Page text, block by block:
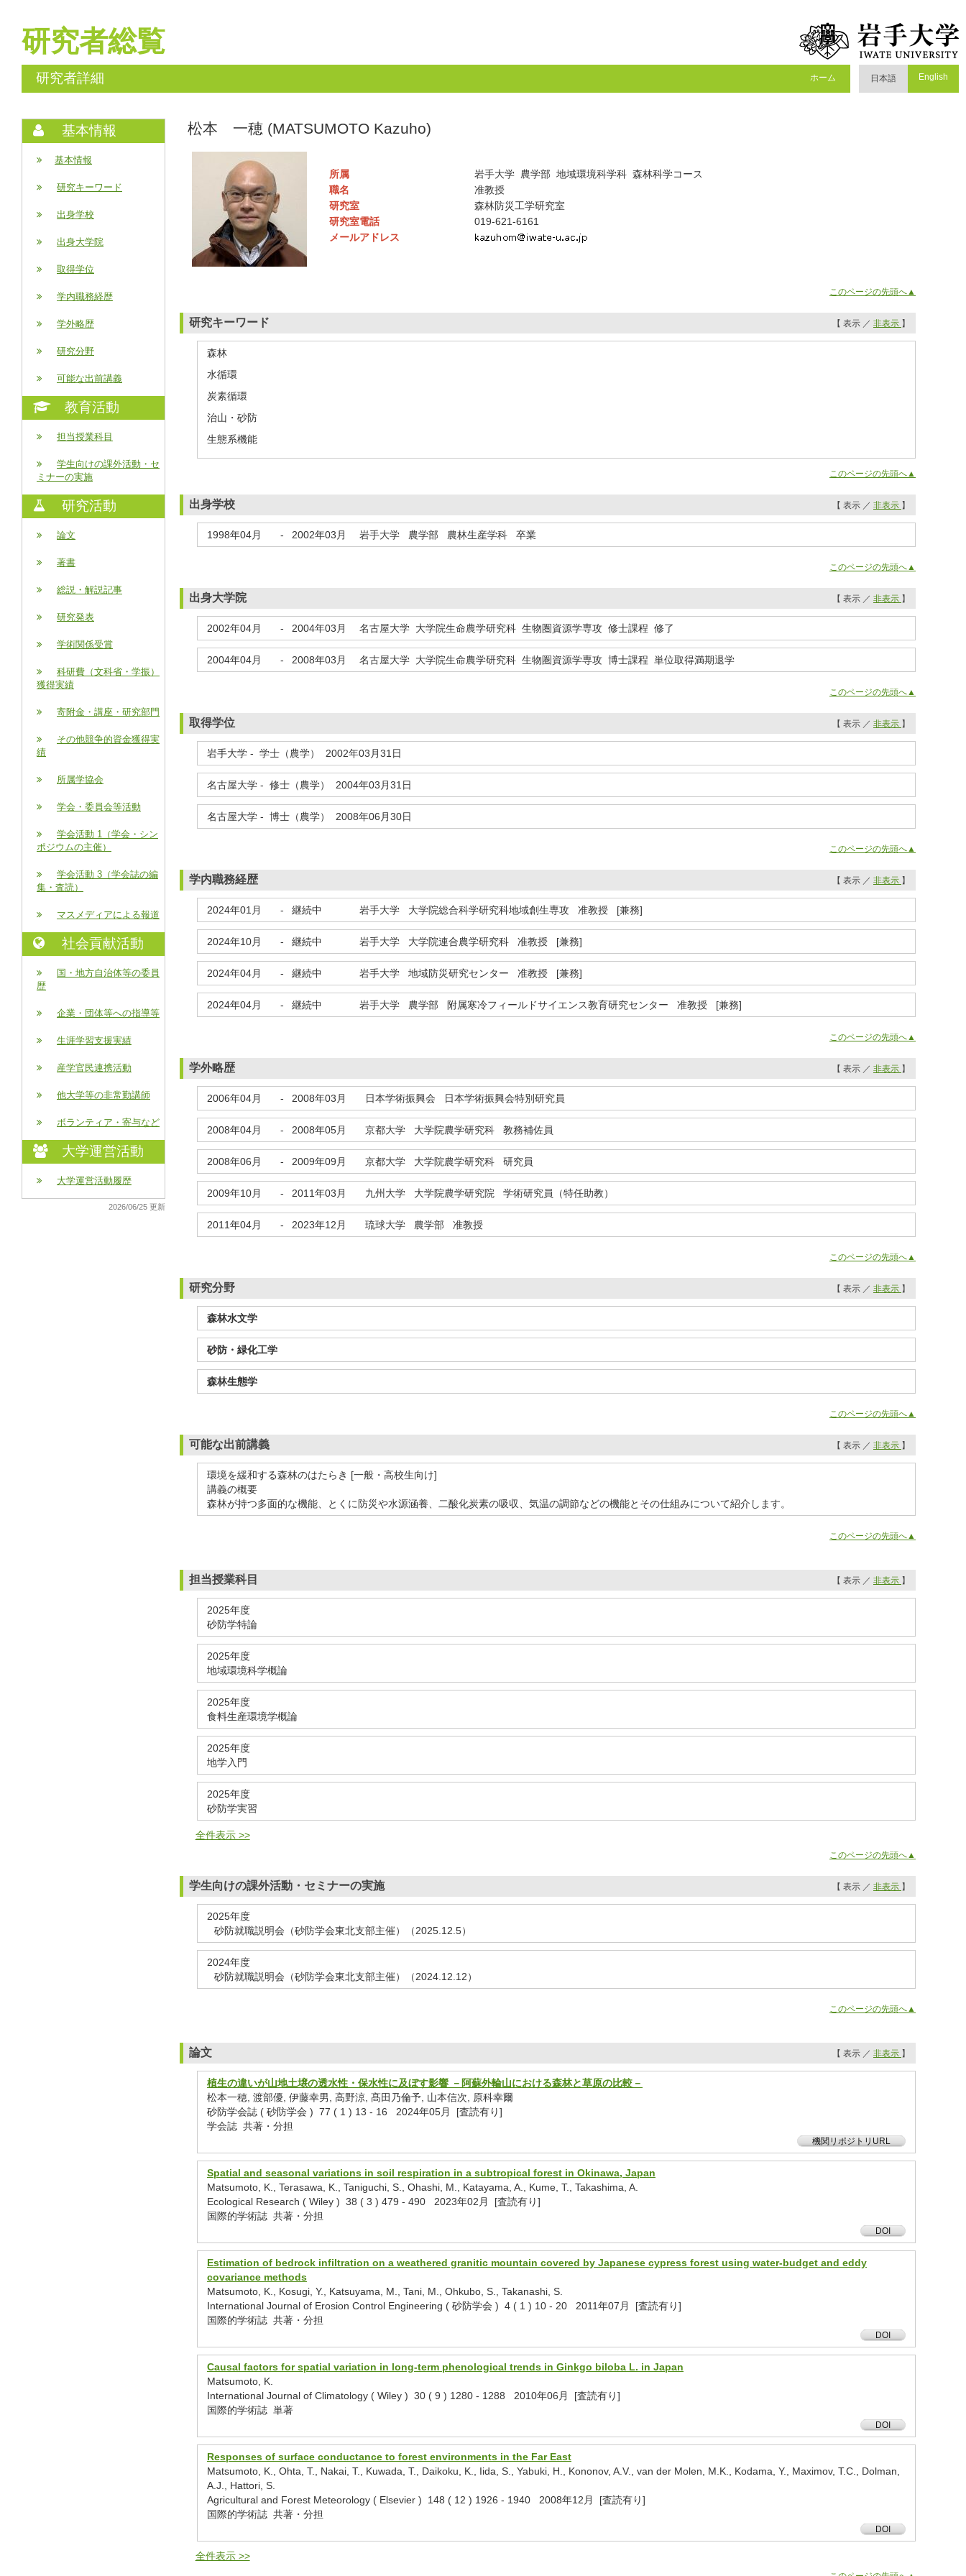
研究者総覧
研究者詳細 ホーム 日本語 English
基本情報
基本情報
研究キーワード
出身学校
出身大学院
取得学位
学内職務経歴
学外略歴
研究分野
可能な出前講義
教育活動
担当授業科目
学生向けの課外活動・セ
ミナーの実施
研究活動
論文
著書
総説・解説記事
研究発表
学術関係受賞
科研費（文科省・学振）
獲得実績
寄附金・講座・研究部門
その他競争的資金獲得実
績
所属学協会
学会・委員会等活動
学会活動 1（学会・シン
ポジウムの主催）
学会活動 3（学会誌の編
集・査読）
マスメディアによる報道
社会貢献活動
国・地方自治体等の委員
歴
企業・団体等への指導等
生涯学習支援実績
産学官民連携活動
他大学等の非常勤講師
ボランティア・寄与など
大学運営活動
大学運営活動履歴
2026/06/25 更新
松本 一穂 (MATSUMOTO Kazuho)
所属
岩手大学 農学部 地域環境科学科 森林科学コース
職名
准教授
研究室
森林防災工学研究室
研究室電話
019-621-6161
メールアドレス
このページの先頭へ▲
研究キーワード 【 表示 ／ 非表示 】
森林
水循環
炭素循環
治山・砂防
生態系機能
このページの先頭へ▲
出身学校 【 表示 ／ 非表示 】
1998年04月 - 2002年03月 岩手大学 農学部 農林生産学科 卒業
このページの先頭へ▲
出身大学院 【 表示 ／ 非表示 】
2002年04月 - 2004年03月 名古屋大学 大学院生命農学研究科 生物圏資源学専攻 修士課程 修了
2004年04月 - 2008年03月 名古屋大学 大学院生命農学研究科 生物圏資源学専攻 博士課程 単位取得満期退学
このページの先頭へ▲
取得学位 【 表示 ／ 非表示 】
岩手大学 - 学士（農学） 2002年03月31日
名古屋大学 - 修士（農学） 2004年03月31日
名古屋大学 - 博士（農学） 2008年06月30日
このページの先頭へ▲
学内職務経歴 【 表示 ／ 非表示 】
2024年01月 - 継続中 岩手大学 大学院総合科学研究科地域創生専攻 准教授 [兼務]
2024年10月 - 継続中 岩手大学 大学院連合農学研究科 准教授 [兼務]
2024年04月 - 継続中 岩手大学 地域防災研究センター 准教授 [兼務]
2024年04月 - 継続中 岩手大学 農学部 附属寒冷フィールドサイエンス教育研究センター 准教授 [兼務]
このページの先頭へ▲
学外略歴 【 表示 ／ 非表示 】
2006年04月 - 2008年03月 日本学術振興会 日本学術振興会特別研究員
2008年04月 - 2008年05月 京都大学 大学院農学研究科 教務補佐員
2008年06月 - 2009年09月 京都大学 大学院農学研究科 研究員
2009年10月 - 2011年03月 九州大学 大学院農学研究院 学術研究員（特任助教）
2011年04月 - 2023年12月 琉球大学 農学部 准教授
このページの先頭へ▲
研究分野 【 表示 ／ 非表示 】
森林水文学
砂防・緑化工学
森林生態学
このページの先頭へ▲
可能な出前講義 【 表示 ／ 非表示 】
環境を緩和する森林のはたらき [一般・高校生向け]
講義の概要
森林が持つ多面的な機能、とくに防災や水源涵養、二酸化炭素の吸収、気温の調節などの機能とその仕組みについて紹介します。
このページの先頭へ▲
担当授業科目 【 表示 ／ 非表示 】
2025年度
砂防学特論
2025年度
地域環境科学概論
2025年度
食料生産環境学概論
2025年度
地学入門
2025年度
砂防学実習
全件表示 >>
このページの先頭へ▲
学生向けの課外活動・セミナーの実施 【 表示 ／ 非表示 】
2025年度
砂防就職説明会（砂防学会東北支部主催）（2025.12.5）
2024年度
砂防就職説明会（砂防学会東北支部主催）（2024.12.12）
このページの先頭へ▲
論文 【 表示 ／ 非表示 】
植生の違いが山地土壌の透水性・保水性に及ぼす影響 －阿蘇外輪山における森林と草原の比較－
松本一穂, 渡部優, 伊藤幸男, 高野涼, 髙田乃倫予, 山本信次, 原科幸爾
砂防学会誌 ( 砂防学会 ) 77 ( 1 ) 13 - 16 2024年05月 [査読有り]
学会誌 共著・分担
機関リポジトリURL
Spatial and seasonal variations in soil respiration in a subtropical forest in Okinawa, Japan
Matsumoto, K., Terasawa, K., Taniguchi, S., Ohashi, M., Katayama, A., Kume, T., Takashima, A.
Ecological Research ( Wiley ) 38 ( 3 ) 479 - 490 2023年02月 [査読有り]
国際的学術誌 共著・分担
DOI
Estimation of bedrock infiltration on a weathered granitic mountain covered by Japanese cypress forest using water-budget and eddy
covariance methods
Matsumoto, K., Kosugi, Y., Katsuyama, M., Tani, M., Ohkubo, S., Takanashi, S.
International Journal of Erosion Control Engineering ( 砂防学会 ) 4 ( 1 ) 10 - 20 2011年07月 [査読有り]
国際的学術誌 共著・分担
DOI
Causal factors for spatial variation in long-term phenological trends in Ginkgo biloba L. in Japan
Matsumoto, K.
International Journal of Climatology ( Wiley ) 30 ( 9 ) 1280 - 1288 2010年06月 [査読有り]
国際的学術誌 単著
DOI
Responses of surface conductance to forest environments in the Far East
Matsumoto, K., Ohta, T., Nakai, T., Kuwada, T., Daikoku, K., Iida, S., Yabuki, H., Kononov, A.V., van der Molen, M.K., Kodama, Y., Maximov, T.C., Dolman,
A.J., Hattori, S.
Agricultural and Forest Meteorology ( Elsevier ) 148 ( 12 ) 1926 - 1940 2008年12月 [査読有り]
国際的学術誌 共著・分担
DOI
全件表示 >>